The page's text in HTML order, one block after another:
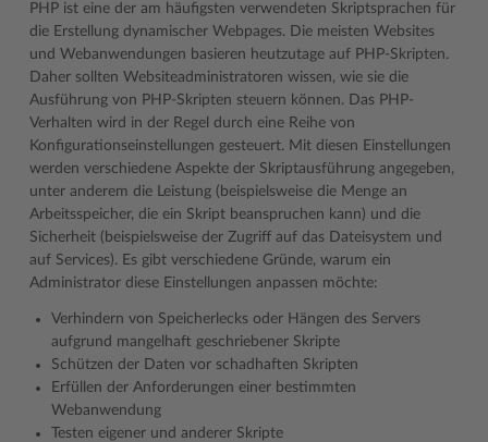
PHP ist eine der am häufigsten verwendeten Skriptsprachen für
die Erstellung dynamischer Webpages. Die meisten Websites
und Webanwendungen basieren heutzutage auf PHP-Skripten.
Daher sollten Websiteadministratoren wissen, wie sie die
Ausführung von PHP-Skripten steuern können. Das PHP-
Verhalten wird in der Regel durch eine Reihe von
Konfigurationseinstellungen gesteuert. Mit diesen Einstellungen
werden verschiedene Aspekte der Skriptausführung angegeben,
unter anderem die Leistung (beispielsweise die Menge an
Arbeitsspeicher, die ein Skript beanspruchen kann) und die
Sicherheit (beispielsweise der Zugriff auf das Dateisystem und
auf Services). Es gibt verschiedene Gründe, warum ein
Administrator diese Einstellungen anpassen möchte:
Verhindern von Speicherlecks oder Hängen des Servers
aufgrund mangelhaft geschriebener Skripte
Schützen der Daten vor schadhaften Skripten
Erfüllen der Anforderungen einer bestimmten
Webanwendung
Testen eigener und anderer Skripte